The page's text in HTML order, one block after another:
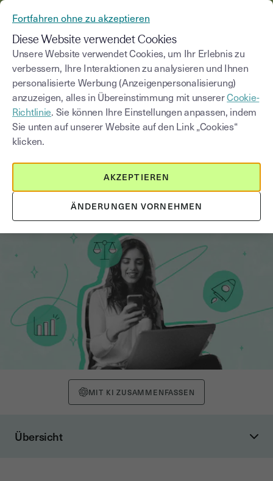
Blog
Kategorie auswählen Saisissez un terme
Startup-Gründung vorbereiten:
Marktanalyse richtig durchführen
MIT KI ZUSAMMENFASSEN
Übersicht
Fortfahren ohne zu akzeptieren
Diese Website verwendet Cookies
Unsere Website verwendet Cookies, um Ihr Erlebnis zu
verbessern, Ihre Interaktionen zu analysieren und Ihnen
personalisierte Werbung (Anzeigenpersonalisierung)
anzuzeigen, alles in Übereinstimmung mit unsererCookie-
Richtlinie. Sie können Ihre Einstellungen anpassen, indem
Sie unten auf unserer Website auf den Link „Cookies“
klicken.
ÄNDERUNGEN VORNEHMEN
AKZEPTIEREN